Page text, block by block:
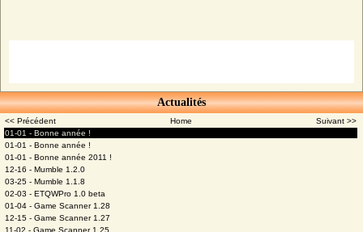
Actualités
<< Précédent Home
Suivant >>
01-01 - Bonne année !
01-01 - Bonne année !
01-01 - Bonne année 2011 !
12-16 - Mumble 1.2.0
03-25 - Mumble 1.1.8
02-03 - ETQWPro 1.0 beta
01-04 - Game Scanner 1.28
12-15 - Game Scanner 1.27
11-02 - Game Scanner 1.25